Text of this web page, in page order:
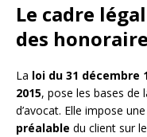
Le cadre
des
La loi du 31 décembre
2015, pose les bases de
d’avocat. Elle impose une
préalable du client sur